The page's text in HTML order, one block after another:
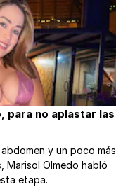
para no aplastar las
y un poco más
Marisol Olmedo habló
etapa.